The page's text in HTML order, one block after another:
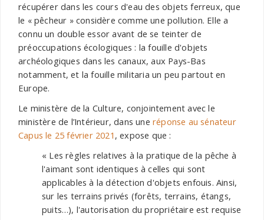
récupérer dans les cours d'eau des objets ferreux, que
le «pêcheur »considère comme une pollution. Elle a
connu un double essor avant de se teinter de
préoccupations écologiques : la fouille d'objets
archéologiques dans les canaux, aux Pays-Bas
notamment, et la fouille militaria un peu partout en
Europe.
Le ministère de la Culture, conjointement avec le
ministère de l’Intérieur, dans une réponse au sénateur
Capus le 25 février 2021 , expose que :
« Les règles relatives à la pratique de la pêche à
l'aimant sont identiques à celles qui sont
applicables à la détection d'objets enfouis. Ainsi,
sur les terrains privés (forêts, terrains, étangs,
puits…), l'autorisation du propriétaire est requise